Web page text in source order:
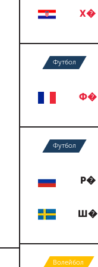
Х�
Футбол
Ф�
Футбол
Р�
Ш�
Волейбол